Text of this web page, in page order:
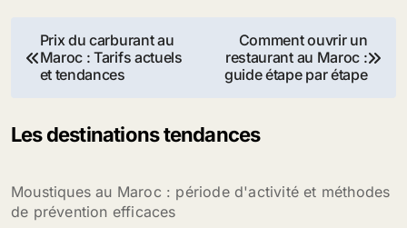
Navigation
de
Prix du carburant au
Maroc : Tarifs actuels
et tendances
Comment ouvrir un
restaurant au Maroc :
guide étape par étape
Les destinations tendances
Moustiques au Maroc : période d'activité et méthodes
de prévention efficaces